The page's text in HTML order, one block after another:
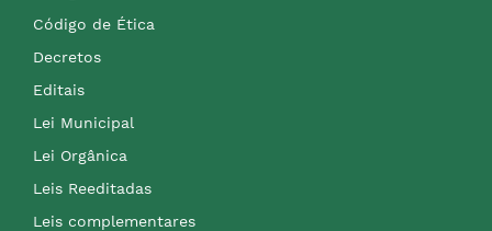
Código de Ética
Decretos
Editais
Lei Municipal
Lei Orgânica
Leis Reeditadas
Leis complementares